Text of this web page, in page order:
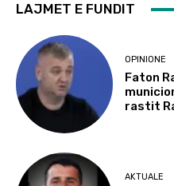
LAJMET E FUNDIT
OPINIONE
Faton
rastit
AKTUALE